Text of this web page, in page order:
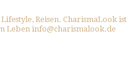
Reisen. CharismaLook ist
Leben info@charismalook.de